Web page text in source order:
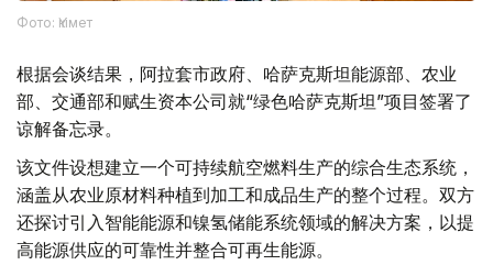
Фото: Үкімет
根据会谈结果，阿拉套市政府、哈萨克斯坦能源部、农业
部、交通部和赋生资本公司就“绿色哈萨克斯坦”项目签署了
谅解备忘录。
该文件设想建立一个可持续航空燃料生产的综合生态系统，
涵盖从农业原材料种植到加工和成品生产的整个过程。双方
还探讨引入智能能源和镍氢储能系统领域的解决方案，以提
高能源供应的可靠性并整合可再生能源。